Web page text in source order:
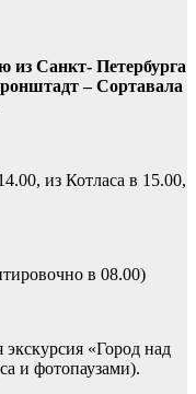
из Санкт- Петербурга
– Сортавала
из Котласа в 15.00,
в 08.00)
«Город над
и фотопаузами).